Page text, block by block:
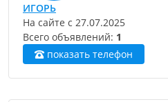
ИГОРЬ
На сайте с 27.07.2025
Всего объявлений: 1
показать телефон